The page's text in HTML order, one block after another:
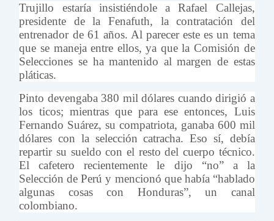
Trujillo estaría insistiéndole a Rafael Callejas,
presidente de la Fenafuth, la contratación del
entrenador de 61 años. Al parecer este es un tema
que se maneja entre ellos, ya que la Comisión de
Selecciones se ha mantenido al margen de estas
pláticas.
Pinto devengaba 380 mil dólares cuando dirigió a
los ticos; mientras que para ese entonces, Luis
Fernando Suárez, su compatriota, ganaba 600 mil
dólares con la selección catracha. Eso sí, debía
repartir su sueldo con el resto del cuerpo técnico.
El cafetero recientemente le dijo “no” a la
Selección de Perú y mencionó que había “hablado
algunas cosas con Honduras”, un canal
colombiano.